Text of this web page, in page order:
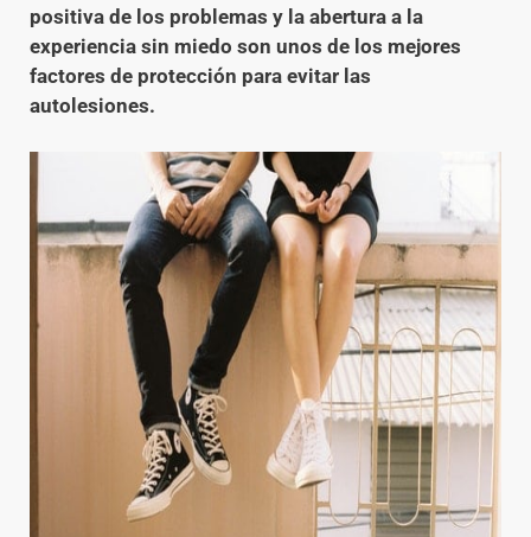
positiva de los problemas y la abertura a la
experiencia sin miedo son unos de los mejores
factores de protección para evitar las
autolesiones.